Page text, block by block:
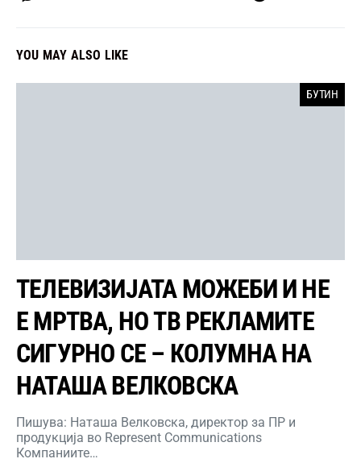
YOU MAY ALSO LIKE
БУТИН
ТЕЛЕВИЗИЈАТА МОЖЕБИ И НЕ
Е МРТВА, НО ТВ РЕКЛАМИТЕ
СИГУРНО СЕ – КОЛУМНА НА
НАТАША ВЕЛКОВСКА
Пишува: Наташа Велковска, директор за ПР и
продукција во Represent Communications
Компаниите…